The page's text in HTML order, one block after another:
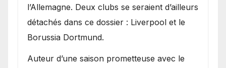
l’Allemagne. Deux clubs se seraient d’ailleurs
détachés dans ce dossier : Liverpool et le
Borussia Dortmund.
Auteur d’une saison prometteuse avec le